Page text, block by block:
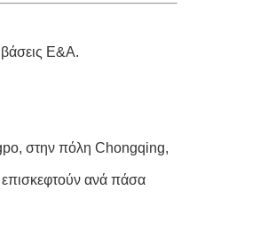
Ε&Α.
στην πόλη Chongqing,
επισκεφτούν ανά πάσα